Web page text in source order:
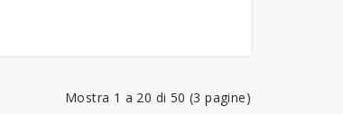
Mostra 1 a 20 di 50 (3 pagine)